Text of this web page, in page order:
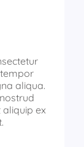
aliqua.
ex